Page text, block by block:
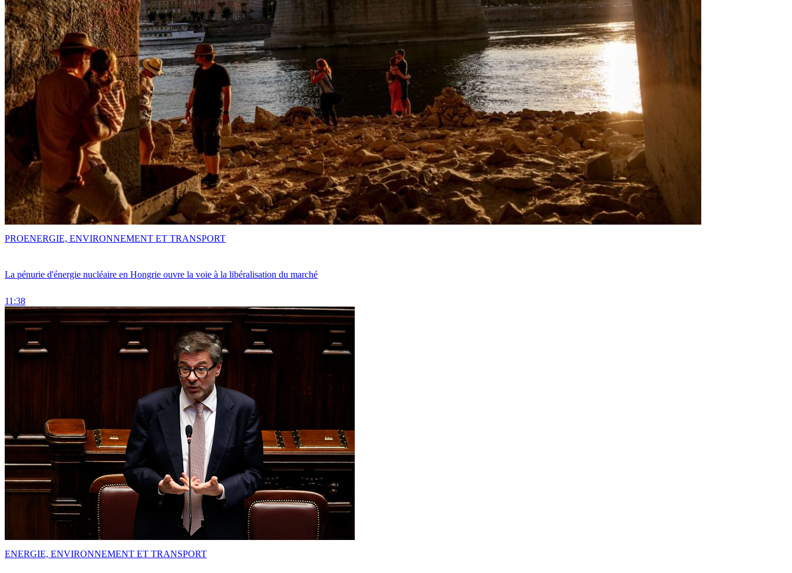
La pénurie d'énergie nucléaire en Hongrie ouvre la voie à la libéralisation du marché
11:38
PROENERGIE, ENVIRONNEMENT ET TRANSPORT
ENERGIE, ENVIRONNEMENT ET TRANSPORT